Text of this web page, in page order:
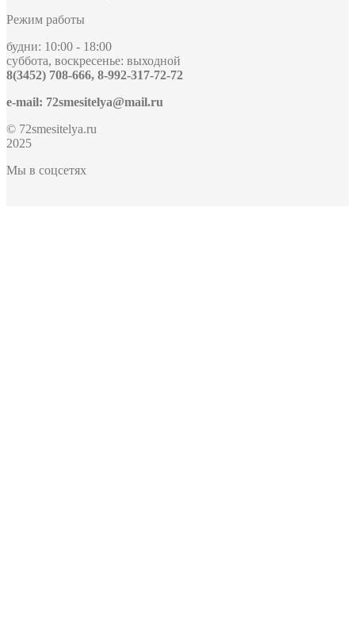
Режим работы
будни: 10:00 - 18:00
суббота, воскресенье: выходной
8(3452) 708-666, 8-992-317-72-72
e-mail: 72smesitelya@mail.ru
© 72smesitelya.ru
2025
Мы в соцсетях